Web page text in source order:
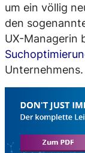
um ein völlig
den
UX-Managerin
Unternehmens.